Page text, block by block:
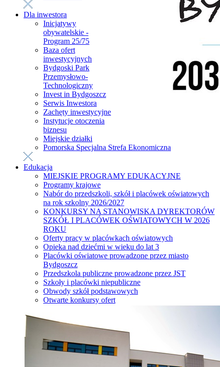
Dla inwestora
Inicjatywy
obywatelskie -
Program 25/75
Baza ofert
inwestycyjnych
Bydgoski Park
Przemysłowo-
Technologiczny
Invest in Bydgoszcz
Serwis Inwestora
Zachęty inwestycyjne
Instytucje otoczenia
biznesu
Miejskie działki
Pomorska Specjalna Strefa Ekonomiczna
Edukacja
MIEJSKIE PROGRAMY EDUKACYJNE
Programy krajowe
Nabór do przedszkoli, szkół i placówek oświatowych
na rok szkolny 2026/2027
KONKURSY NA STANOWISKA DYREKTORÓW
SZKÓŁ I PLACÓWEK OŚWIATOWYCH W 2026
ROKU
Oferty pracy w placówkach oświatowych
Opieka nad dziećmi w wieku do lat 3
Placówki oświatowe prowadzone przez miasto
Bydgoszcz
Przedszkola publiczne prowadzone przez JST
Szkoły i placówki niepubliczne
Obwody szkół podstawowych
Otwarte konkursy ofert